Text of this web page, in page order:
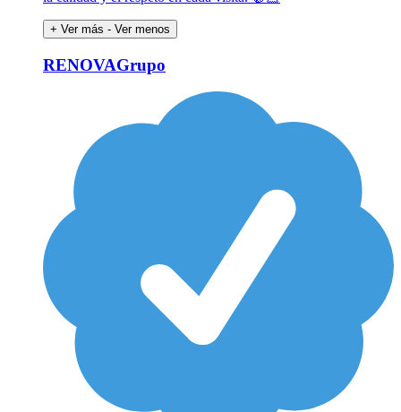
+ Ver más - Ver menos
RENOVAGrupo